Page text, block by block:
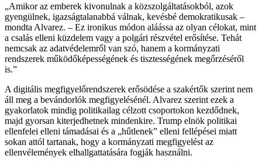
„Amikor az emberek kivonulnak a közszolgáltatásokból, azok
gyengülnek, igazságtalanabbá válnak, kevésbé demokratikusak –
mondta Alvarez. – Ez ironikus módon aláássa az olyan célokat, mint
a csalás elleni küzdelem vagy a polgári részvétel erősítése. Tehát
nemcsak az adatvédelemről van szó, hanem a kormányzati
rendszerek működőképességének és tisztességének megőrzéséről
is.”
A digitális megfigyelőrendszerek erősödése a szakértők szerint nem
áll meg a bevándorlók megfigyelésénél. Alvarez szerint ezek a
gyakorlatok mindig politikailag célzott csoportokon kezdődnek,
majd gyorsan kiterjedhetnek mindenkire. Trump elnök politikai
ellenfelei elleni támadásai és a „hűtlenek” elleni fellépései miatt
sokan attól tartanak, hogy a kormányzati megfigyelést az
ellenvélemények elhallgattatására fogják használni.